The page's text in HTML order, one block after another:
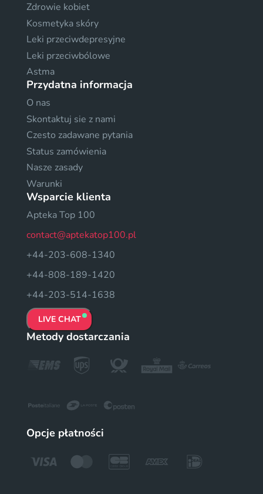
Zdrowie kobiet
Kosmetyka skóry
Leki przeciwdepresyjne
Leki przeciwbólowe
Astma
Przydatna informacja
O nas
Skontaktuj sie z nami
Czesto zadawane pytania
Status zamówienia
Nasze zasady
Warunki
Wsparcie klienta
Apteka Top 100
contact@aptekatop100.pl
+44-203-608-1340
+44-808-189-1420
+44-203-514-1638
LIVE CHAT
Metody dostarczania
Opcje płatności